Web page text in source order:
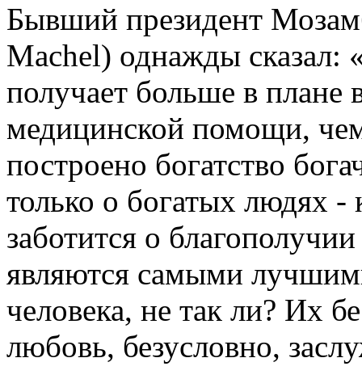
Бывший президент
Machel) однажды сказал:
получает больше в плане
медицинской помощи,
построено богатство
только о богатых людях
заботится о
являются самыми
человека, не так ли? Их
любовь, безусловно,